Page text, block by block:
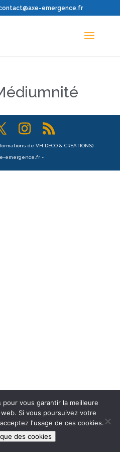
emergence.fr
de VH DECO & CREATIONS)
emergence.fr -
vous garantir la meilleure
Si vous poursuivez votre
l'usage de ces cookies.
des cookies